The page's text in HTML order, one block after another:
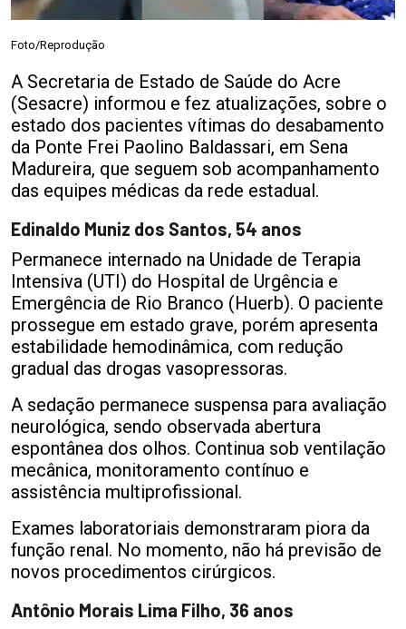
Foto/Reprodução
A Secretaria de Estado de Saúde do Acre
(Sesacre) informou e fez atualizações, sobre o
estado dos pacientes vítimas do desabamento
da Ponte Frei Paolino Baldassari, em Sena
Madureira, que seguem sob acompanhamento
das equipes médicas da rede estadual.
Edinaldo Muniz dos Santos, 54 anos
Permanece internado na Unidade de Terapia
Intensiva (UTI) do Hospital de Urgência e
Emergência de Rio Branco (Huerb). O paciente
prossegue em estado grave, porém apresenta
estabilidade hemodinâmica, com redução
gradual das drogas vasopressoras.
A sedação permanece suspensa para avaliação
neurológica, sendo observada abertura
espontânea dos olhos. Continua sob ventilação
mecânica, monitoramento contínuo e
assistência multiprofissional.
Exames laboratoriais demonstraram piora da
função renal. No momento, não há previsão de
novos procedimentos cirúrgicos.
Antônio Morais Lima Filho, 36 anos